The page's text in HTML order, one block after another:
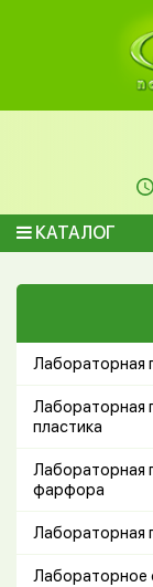
КАТАЛОГ
Лабораторная
Лабораторная
пластика
Лабораторная
фарфора
Лабораторная
Лабораторное